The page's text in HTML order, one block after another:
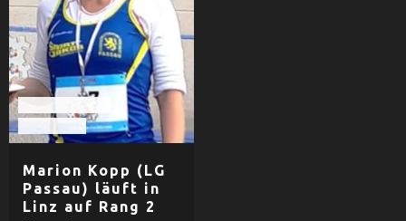
Marion Kopp (LG
Passau) läuft in
Linz auf Rang 2